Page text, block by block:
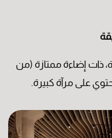
ذات إضاءة ممتازة (من
على مرآة كبيرة.